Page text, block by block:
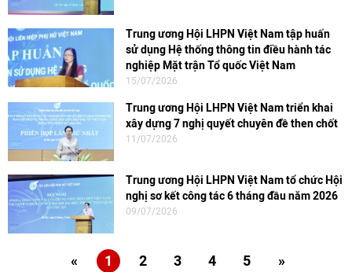
Trung ương Hội LHPN Việt Nam tập huấn
sử dụng Hệ thống thông tin điều hành tác
nghiệp Mặt trận Tổ quốc Việt Nam
15/07/2026
Trung ương Hội LHPN Việt Nam triển khai
xây dựng 7 nghị quyết chuyên đề then chốt
11/07/2026
Trung ương Hội LHPN Việt Nam tổ chức Hội
nghị sơ kết công tác 6 tháng đầu năm 2026
09/07/2026
« 1 2 3 4 5 »